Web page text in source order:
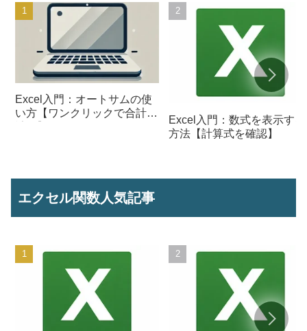
Excel入門：オートサムの使
い方【ワンクリックで合計を
Excel入門：数式を表示する
方法【計算式を確認】
エクセル関数人気記事